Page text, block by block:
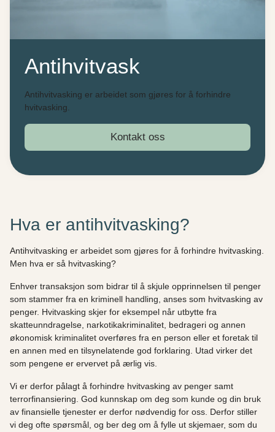
Antihvitvask
Antihvitvasking er arbeidet som gjøres for å forhindre
hvitvasking.
Kontakt oss
Hva er antihvitvasking?
Antihvitvasking er arbeidet som gjøres for å forhindre hvitvasking.
Men hva er så hvitvasking?
Enhver transaksjon som bidrar til å skjule opprinnelsen til penger
som stammer fra en kriminell handling, anses som hvitvasking av
penger. Hvitvasking skjer for eksempel når utbytte fra
skatteunndragelse, narkotikakriminalitet, bedrageri og annen
økonomisk kriminalitet overføres fra en person eller et foretak til
en annen med en tilsynelatende god forklaring. Utad virker det
som pengene er ervervet på ærlig vis.
Vi er derfor pålagt å forhindre hvitvasking av penger samt
terrorfinansiering. God kunnskap om deg som kunde og din bruk
av finansielle tjenester er derfor nødvendig for oss. Derfor stiller
vi deg ofte spørsmål, og ber deg om å fylle ut skjemaer, som du